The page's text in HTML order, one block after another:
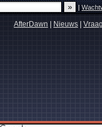
|
AfterDawn Nieuws